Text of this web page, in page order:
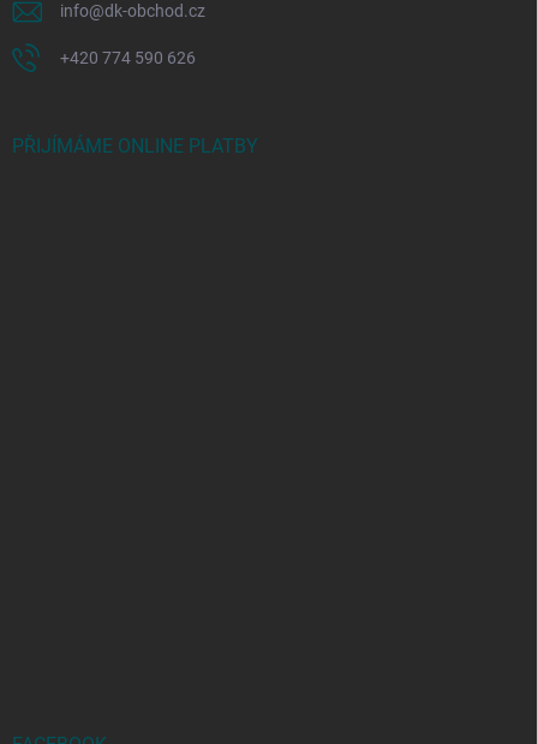
info@dk-obchod.cz
+420 774 590 626
PŘIJÍMÁME ONLINE PLATBY